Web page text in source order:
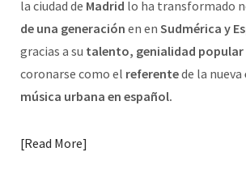
la ciudad de Madrid lo ha transformado
de una generación en en Sudmérica y
gracias a su talento, genialidad
coronarse como el referentede la nueva
música urbana en español.
Read More